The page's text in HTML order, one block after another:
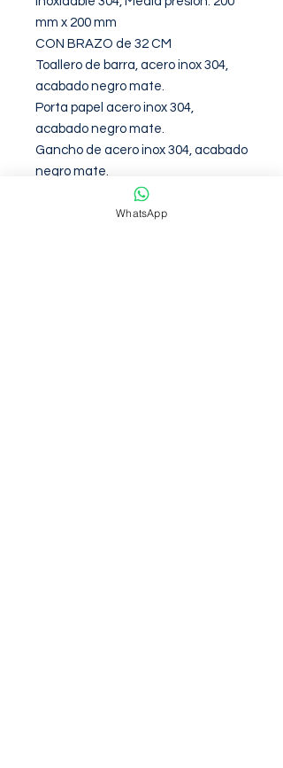
mm x 200 mm
CON BRAZO de 32 CM
Toallero de barra, acero inox 304,
acabado negro mate.
Porta papel acero inox 304,
acabado negro mate.
Gancho de acero inox 304, acabado
negro mate.
Toallero redondo, acero inox 304,
acabado negro mate.
WhatsApp